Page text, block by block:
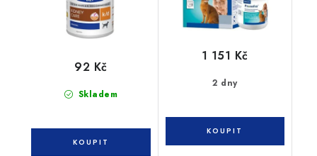
Skladem
92 Kč
2 dny
1 151 Kč